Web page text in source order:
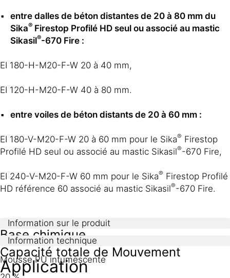
entre dalles de béton distantes de 20 à 80 mm du
Sika® Firestop Profilé HD seul ou associé au mastic
Sikasil®-670 Fire :
EI 180-H-M20-F-W 20 à 40 mm,
EI 120-H-M20-F-W 40 à 80 mm.
entre voiles de béton distants de 20 à 60 mm :
EI 180-V-M20-F-W 20 à 60 mm pour le Sika® Firestop
Profilé HD seul ou associé au mastic Sikasil®-670 Fire,
EI 240-V-M20-F-W 60 mm pour le Sika® Firestop Profilé
HD référence 60 associé au mastic Sikasil®-670 Fire.
Information sur le produit
Base chimique
Mousse PU intumescente
Information technique
Capacité totale de Mouvement
Application